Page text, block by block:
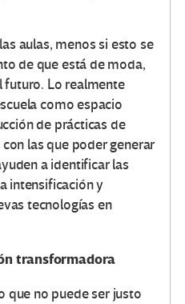
aulas, menos si esto se
de que está de moda,
futuro. Lo realmente
como espacio
de prácticas de
las que poder generar
a identificar las
intensificación y
tecnologías en
transformadora
que no puede ser justo